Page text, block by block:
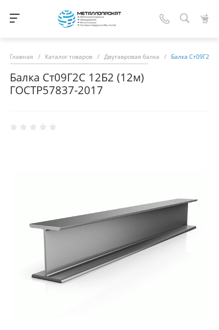
Главная / Каталог товаров / Двутавровая балка / Балка Ст09Г2С
Балка Ст09Г2С 12Б2 (12м)
ГОСТР57837-2017